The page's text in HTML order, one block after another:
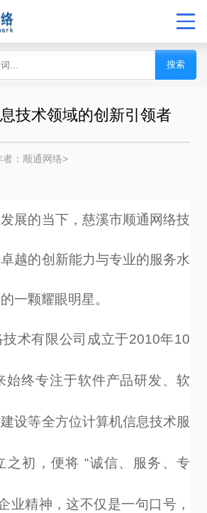
搜索
技术领域的创新引领者
者：顺通网络>
展的当下，慈溪市顺通网络技
越的创新能力与专业的服务水
一颗耀眼明星。
术有限公司成立于2010年10
始终专注于软件产品研发、软
设等全方位计算机信息技术服
之初，便将 “诚信、服务、专
业精神，这不仅是一句口号，